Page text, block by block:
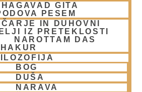
GITA
PESEM
IN DUHOVNI
IZ PRETEKLOSTI
NAROTTAM DAS
BOG
DUŠA
NARAVA
Hare Krišna v